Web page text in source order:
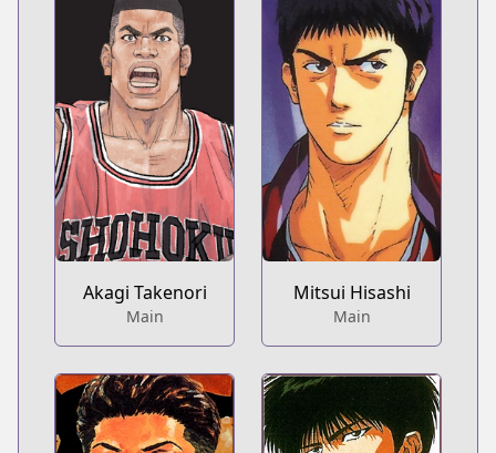
Akagi Takenori
Main
Mitsui Hisashi
Main